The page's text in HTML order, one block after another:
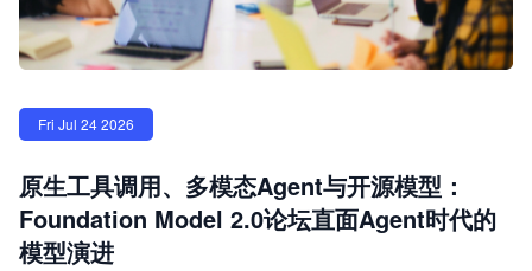
Fri Jul 24 2026
原生工具调用、多模态Agent与开源模型：
Foundation Model 2.0论坛直面Agent时代的
模型演进